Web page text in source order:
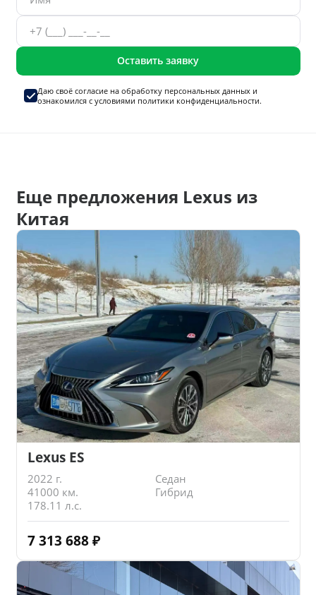
Оставить заявку
Даю своё согласие на обработку персональных данныхи
ознакомился с условиями политики конфиденциальности.
Еще предложения Lexus из
Китая
Lexus ES
2022 г.
Седан
41000 км.
Гибрид
178.11 л.с.
7 313 688 ₽